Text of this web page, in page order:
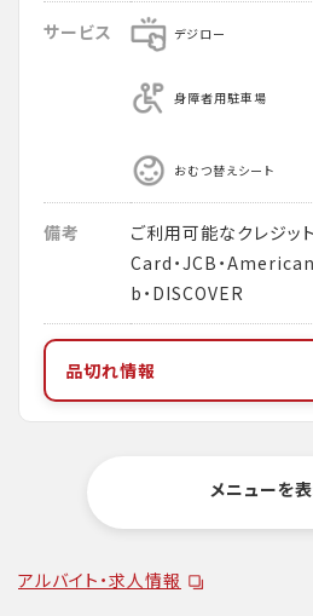
サービス デジロー
身障者用駐車場
おむつ替えシート
備考
ご利用可能なクレジッ
Card・JCB・
b・DISCOVER
品切れ情報
メニューを
アルバイト・求人情報